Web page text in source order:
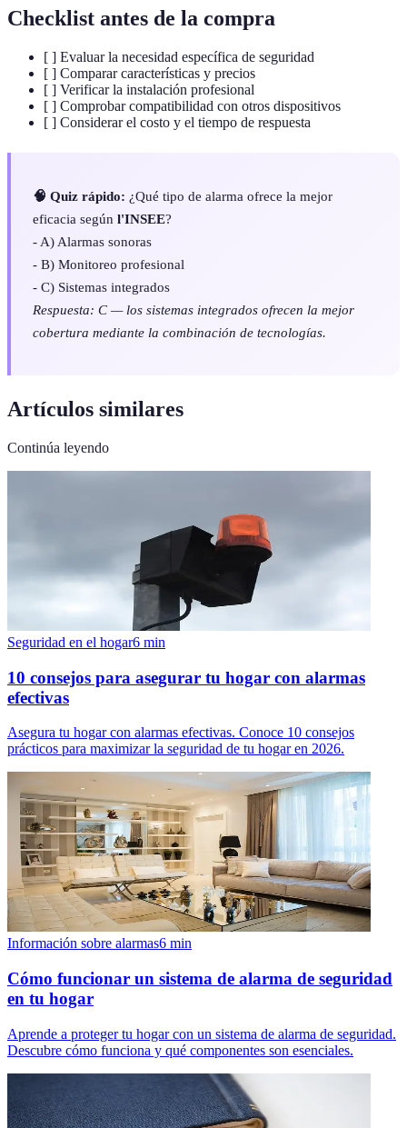
Checklist antes de la compra
[ ] Evaluar la necesidad específica de seguridad
[ ] Comparar características y precios
[ ] Verificar la instalación profesional
[ ] Comprobar compatibilidad con otros dispositivos
[ ] Considerar el costo y el tiempo de respuesta
🧠 Quiz rápido: ¿Qué tipo de alarma ofrece la mejor
eficacia según l'INSEE?
- A) Alarmas sonoras
- B) Monitoreo profesional
- C) Sistemas integrados
Respuesta: C — los sistemas integrados ofrecen la mejor
cobertura mediante la combinación de tecnologías.
Artículos similares
Continúa leyendo
Seguridad en el hogar6 min
10 consejos para asegurar tu hogar con alarmas
efectivas
Asegura tu hogar con alarmas efectivas. Conoce 10 consejos
prácticos para maximizar la seguridad de tu hogar en 2026.
Información sobre alarmas6 min
Cómo funcionar un sistema de alarma de seguridad
en tu hogar
Aprende a proteger tu hogar con un sistema de alarma de seguridad.
Descubre cómo funciona y qué componentes son esenciales.